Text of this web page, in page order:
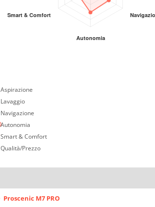
Aspirazione
Lavaggio
Navigazione
Autonomia
Smart & Comfort
Qualità/Prezzo
Proscenic M7 PRO